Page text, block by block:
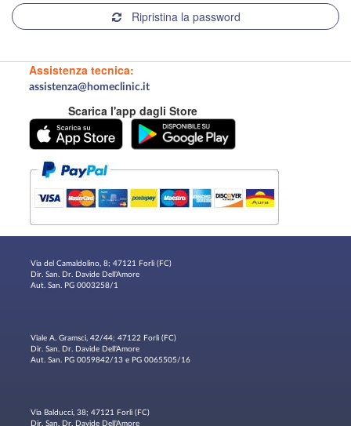
Ripristina la password
Assistenza tecnica:
assistenza@homeclinic.it
Scarica l'app dagli Store
Via del Camaldolino, 8; 47121 Forlì (FC)
Dir. San. Dr. Davide Dell'Amore
Aut. San. PG 0003258/1
Viale A. Gramsci, 42/44; 47122 Forlì (FC)
Dir. San. Dr. Davide Dell'Amore
Aut. San. PG 0059842/13 e PG 0065505/16
Via Balducci, 38; 47121 Forlì (FC)
Dir. San. Dr. Davide Dell'Amore